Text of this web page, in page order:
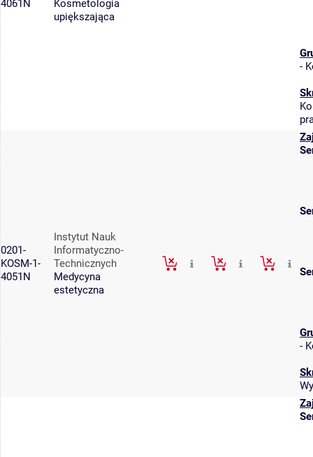
4061N
Kosmetologia
upiększająca
-
0201-
KOSM-1-
4051N
Instytut Nauk
Informatyczno-
Technicznych
Medycyna
estetyczna
-